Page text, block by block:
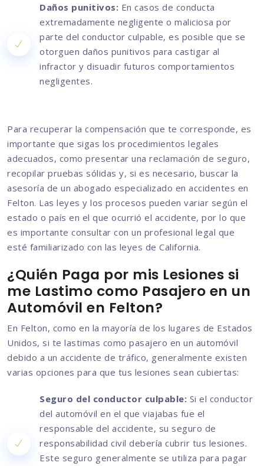
Daños punitivos: En casos de conducta
extremadamente negligente o maliciosa por
parte del conductor culpable, es posible que se
otorguen daños punitivos para castigar al
infractor y disuadir futuros comportamientos
negligentes.
Para recuperar la compensación que te corresponde, es
importante que sigas los procedimientos legales
adecuados, como presentar una reclamación de seguro,
recopilar pruebas sólidas y, si es necesario, buscar la
asesoría de un abogado especializado en accidentes en
Felton. Las leyes y los procesos pueden variar según el
estado o país en el que ocurrió el accidente, por lo que
es importante consultar con un profesional legal que
esté familiarizado con las leyes de California.
¿Quién Paga por mis Lesiones si
me Lastimo como Pasajero en un
Automóvil en Felton?
En Felton, como en la mayoría de los lugares de Estados
Unidos, si te lastimas como pasajero en un automóvil
debido a un accidente de tráfico, generalmente existen
varias opciones para que tus lesiones sean cubiertas:
Seguro del conductor culpable: Si el conductor
del automóvil en el que viajabas fue el
responsable del accidente, su seguro de
responsabilidad civil debería cubrir tus lesiones.
Este seguro generalmente se utiliza para pagar